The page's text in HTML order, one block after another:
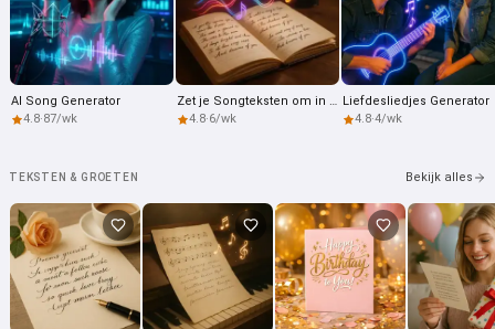
AI Song Generator
4.8·87/wk
Zet je Songteksten om in Liedjes
4.8·6/wk
Liefdesliedjes Generator
4.8·4/wk
TEKSTEN & GROETEN Bekijk alles
Hoi 👋
Ik kan liedjes maken, gedichten
schrijven en felicitaties 🥰
Probeer gratis
Ik accepteer: Gebruiksvoorwaarden
Privacybeleid,